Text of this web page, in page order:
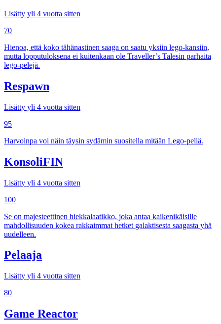
Lisätty yli 4 vuotta sitten
70
Hienoa, että koko tähänastinen saaga on saatu yksiin lego-kansiin,
mutta lopputuloksena ei kuitenkaan ole Traveller’s Talesin parhaita
lego-pelejä.
Respawn
Lisätty yli 4 vuotta sitten
95
Harvoinpa voi näin täysin sydämin suositella mitään Lego-peliä.
KonsoliFIN
Lisätty yli 4 vuotta sitten
100
Se on majesteettinen hiekkalaatikko, joka antaa kaikenikäisille
mahdollisuuden kokea rakkaimmat hetket galaktisesta saagasta yhä
uudelleen.
Pelaaja
Lisätty yli 4 vuotta sitten
80
Game Reactor